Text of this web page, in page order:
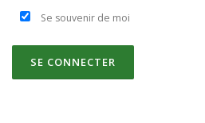
Se souvenir de moi